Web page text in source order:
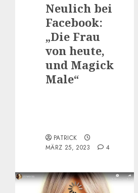
Neulich bei
Facebook:
„Die Frau
von heute,
und Magick
Male“
PATRICK
MÄRZ 25, 2023
4